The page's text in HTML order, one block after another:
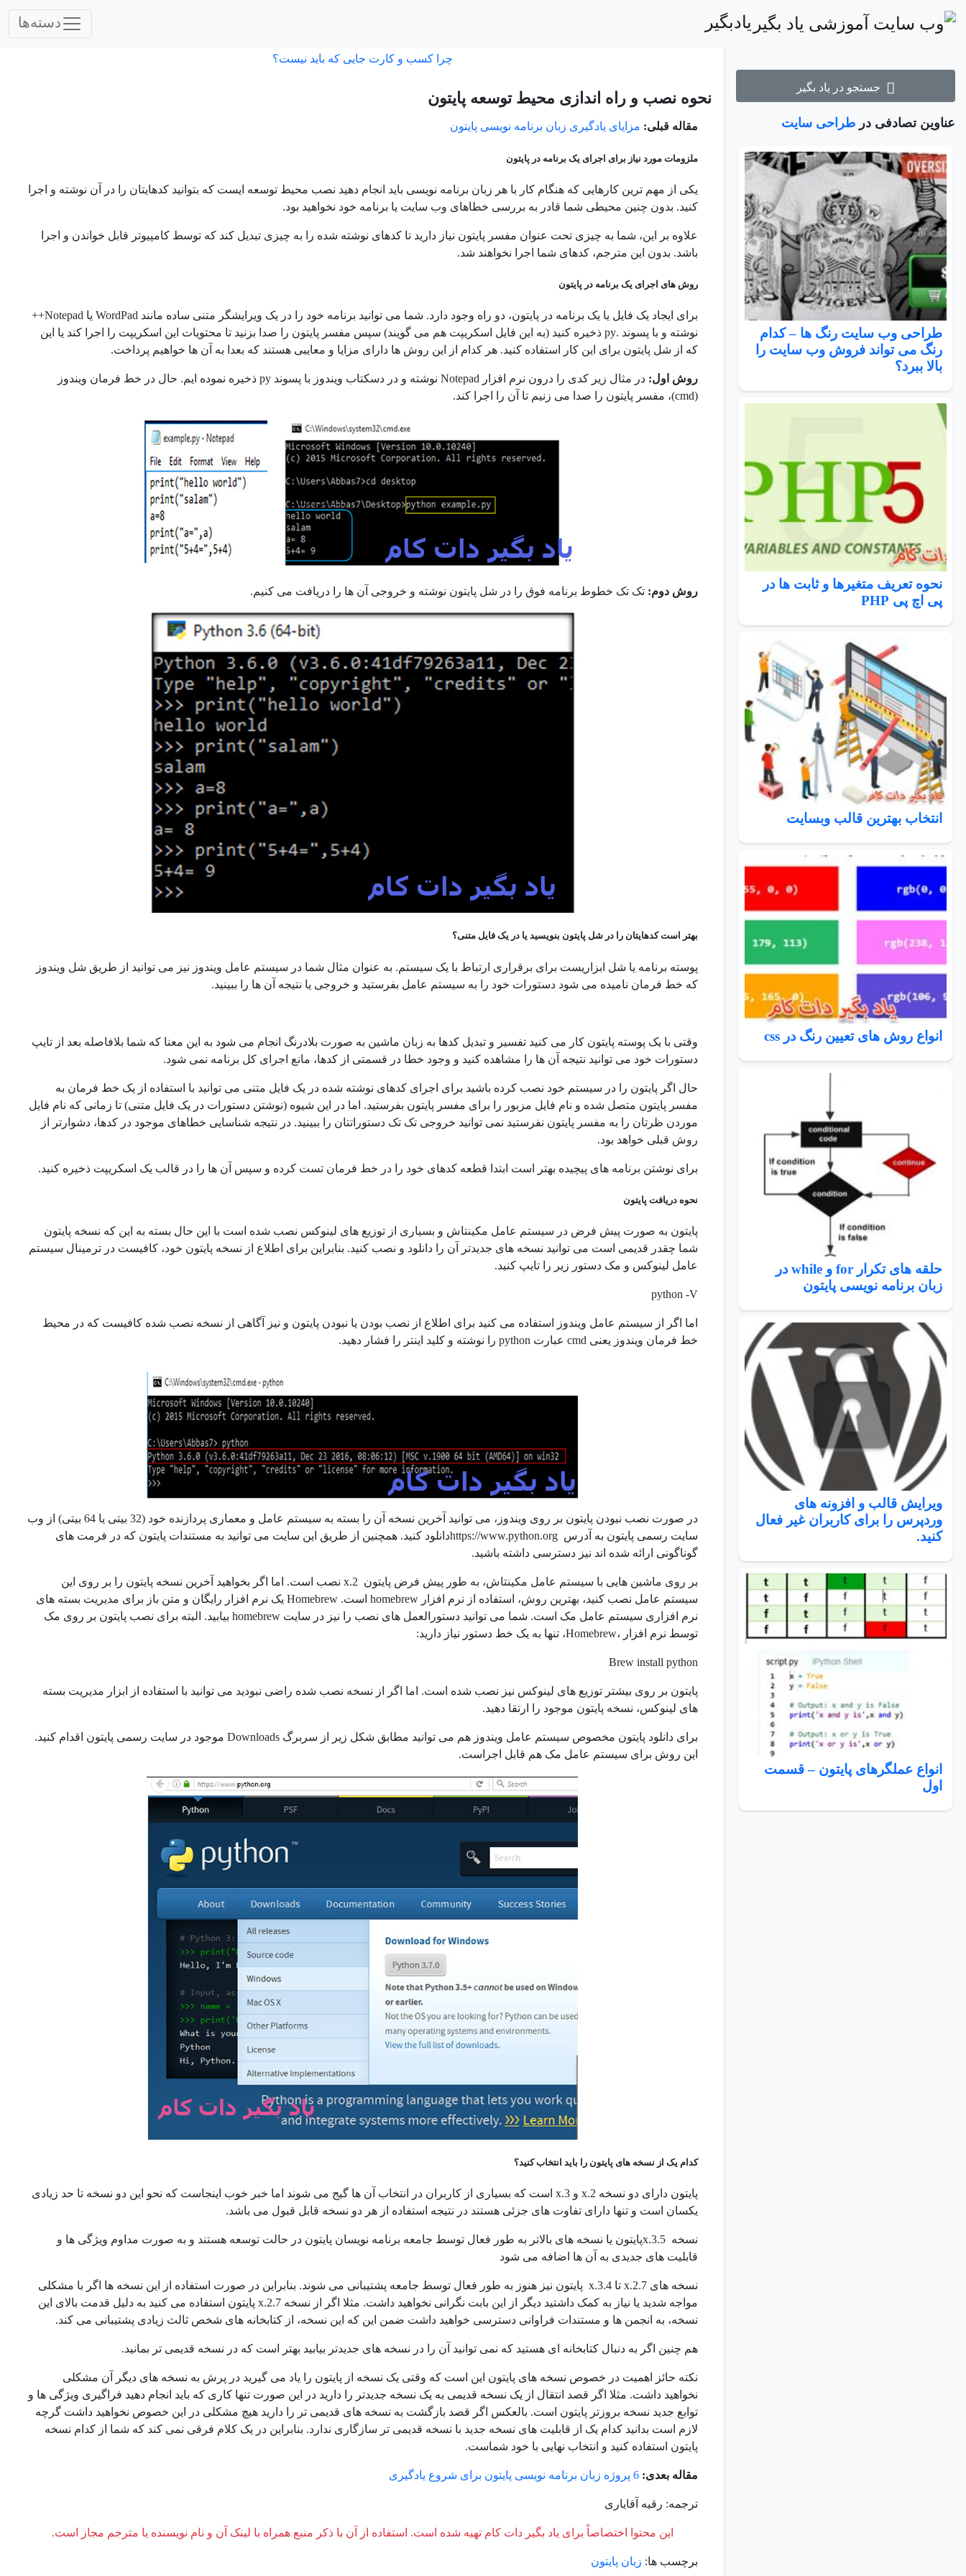
یادبگیر دسته‌ها
جستجو در یاد بگیر
عناوین تصادفی در طراحی سایت
طراحی وب سایت رنگ ها – کدام
رنگ می تواند فروش وب سایت را
بالا ببرد؟
نحوه تعریف متغیرها و ثابت ها در
پی اچ پی PHP
انتخاب بهترین قالب وبسایت
انواع روش های تعیین رنگ در css
حلقه های تکرار for و while در
زبان برنامه نویسی پایتون
ویرایش قالب و افزونه های
وردپرس را برای کاربران غیر فعال
کنید.
انواع عملگرهای پایتون – قسمت
اول
چرا کسب و کارت جایی که باید نیست؟
نحوه نصب و راه اندازی محیط توسعه پایتون
مقاله قبلی: مزایای یادگیری زبان برنامه نویسی پایتون
ملزومات مورد نیاز برای اجرای یک برنامه در پایتون
یکی از مهم ترین کارهایی که هنگام کار با هر زبان برنامه نویسی باید انجام دهید نصب محیط توسعه ایست که بتوانید کدهایتان را در آن نوشته و اجرا
کنید. بدون چنین محیطی شما قادر به بررسی خطاهای وب سایت یا برنامه خود نخواهید بود.
علاوه بر این، شما به چیزی تحت عنوان مفسر پایتون نیاز دارید تا کدهای نوشته شده را به چیزی تبدیل کند که توسط کامپیوتر قابل خواندن و اجرا
باشد. بدون این مترجم، کدهای شما اجرا نخواهند شد.
روش های اجرای یک برنامه در پایتون
برای ایجاد یک فایل یا یک برنامه در پایتون، دو راه وجود دارد. شما می توانید برنامه خود را در یک ویرایشگر متنی ساده مانند WordPad یا Notepad++
نوشته و با پسوند .py ذخیره کنید (به این فایل اسکریپت هم می گویند) سپس مفسر پایتون را صدا بزنید تا محتویات این اسکریپت را اجرا کند یا این
که از شل پایتون برای این کار استفاده کنید. هر کدام از این روش ها دارای مزایا و معایبی هستند که بعدا به آن ها خواهیم پرداخت.
روش اول:
در مثال زیر کدی را درون نرم افزار Notepad نوشته و در دسکتاب ویندوز با پسوند py ذخیره نموده ایم. حال در خط فرمان ویندوز
(cmd)، مفسر پایتون را صدا می زنیم تا آن را اجرا کند.
روش دوم: تک تک خطوط برنامه فوق را در شل پایتون نوشته و خروجی آن ها را دریافت می کنیم.
بهتر است کدهایتان را در شل پایتون بنویسید یا در یک فایل متنی؟
پوسته برنامه یا شل ابزاریست برای برقراری ارتباط با یک سیستم. به عنوان مثال شما در سیستم عامل ویندوز نیز می توانید از طریق شل ویندوز
که خط فرمان نامیده می شود دستورات خود را به سیستم عامل بفرستید و خروجی یا نتیجه آن ها را ببینید.
وقتی با یک پوسته پایتون کار می کنید تفسیر و تبدیل کدها به زبان ماشین به صورت بلادرنگ انجام می شود به این معنا که شما بلافاصله بعد از تایپ
دستورات خود می توانید نتیجه آن ها را مشاهده کنید و وجود خطا در قسمتی از کدها، مانع اجرای کل برنامه نمی شود.
حال اگر پایتون را در سیستم خود نصب کرده باشید برای اجرای کدهای نوشته شده در یک فایل متنی می توانید با استفاده از یک خط فرمان به
مفسر پایتون متصل شده و نام فایل مزبور را برای مفسر پایتون بفرستید. اما در این شیوه (نوشتن دستورات در یک فایل متنی) تا زمانی که نام فایل
موردن ظرتان را به مفسر پایتون نفرستید نمی توانید خروجی تک تک دستوراتتان را ببینید. در نتیجه شناسایی خطاهای موجود در کدها، دشوارتر از
روش قبلی خواهد بود.
برای نوشتن برنامه های پیچیده بهتر است ابتدا قطعه کدهای خود را در خط فرمان تست کرده و سپس آن ها را در قالب یک اسکریپت ذخیره کنید.
نحوه دریافت پایتون
پایتون به صورت پیش فرض در سیستم عامل مکینتاش و بسیاری از توزیع های لینوکس نصب شده است با این حال بسته به این که نسخه پایتون
شما چقدر قدیمی است می توانید نسخه های جدیدتر آن را دانلود و نصب کنید. بنابراین برای اطلاع از نسخه پایتون خود، کافیست در ترمینال سیستم
عامل لینوکس و مک دستور زیر را تایپ کنید.
python -V
اما اگر از سیستم عامل ویندوز استفاده می کنید برای اطلاع از نصب بودن یا نبودن پایتون و نیز آگاهی از نسخه نصب شده کافیست که در محیط
خط فرمان ویندوز یعنی cmd عبارت python را نوشته و کلید اینتر را فشار دهید.
در صورت نصب نبودن پایتون بر روی ویندوز، می توانید آخرین نسخه آن را بسته به سیستم عامل و معماری پردازنده خود (32 بیتی یا 64 بیتی) از وب
سایت رسمی پایتون به آدرس https://www.python.orgدانلود کنید. همچنین از طریق این سایت می توانید به مستندات پایتون که در فرمت های
گوناگونی ارائه شده اند نیز دسترسی داشته باشید.
بر روی ماشین هایی با سیستم عامل مکینتاش، به طور پیش فرض پایتون 2.x نصب است. اما اگر بخواهید آخرین نسخه پایتون را بر روی این
سیستم عامل نصب کنید، بهترین روش، استفاده از نرم افزار homebrew است. Homebrew یک نرم افزار رایگان و متن باز برای مدیریت بسته های
نرم افزاری سیستم عامل مک است. شما می توانید دستورالعمل های نصب را نیز در سایت homebrew بیابید. البته برای نصب پایتون بر روی مک
توسط نرم افزار ،Homebrew، تنها به یک خط دستور نیاز دارید:
Brew install python
پایتون بر روی بیشتر توزیع های لینوکس نیز نصب شده است. اما اگر از نسخه نصب شده راضی نبودید می توانید با استفاده از ابزار مدیریت بسته
های لینوکس، نسخه پایتون موجود را ارتقا دهید.
برای دانلود پایتون مخصوص سیستم عامل ویندوز هم می توانید مطابق شکل زیر از سربرگ Downloads موجود در سایت رسمی پایتون اقدام کنید.
این روش برای سیستم عامل مک هم قابل اجراست.
کدام یک از نسخه های پایتون را باید انتخاب کنید؟
پایتون دارای دو نسخه 2.x و 3.x است که بسیاری از کاربران در انتخاب آن ها گیج می شوند اما خبر خوب اینجاست که نحو این دو نسخه تا حد زیادی
یکسان است و تنها دارای تفاوت های جزئی هستند در نتیجه استفاده از هر دو نسخه قابل قبول می باشد.
نسخه 3.5.xپایتون یا نسخه های بالاتر به طور فعال توسط جامعه برنامه نویسان پایتون در حالت توسعه هستند و به صورت مداوم ویژگی ها و
قابلیت های جدیدی به آن ها اضافه می شود
نسخه های 2.7.x تا 3.4.x پایتون نیز هنوز به طور فعال توسط جامعه پشتیبانی می شوند. بنابراین در صورت استفاده از این نسخه ها اگر با مشکلی
مواجه شدید یا نیاز به کمک داشتید دیگر از این بابت نگرانی نخواهید داشت. مثلا اگر از نسخه 2.7.x پایتون استفاده می کنید به دلیل قدمت بالای این
نسخه، به انجمن ها و مستندات فراوانی دسترسی خواهید داشت ضمن این که این نسخه، از کتابخانه های شخص ثالث زیادی پشتیبانی می کند.
هم چنین اگر به دنبال کتابخانه ای هستید که نمی توانید آن را در نسخه های جدیدتر بیابید بهتر است که در نسخه قدیمی تر بمانید.
نکته حائز اهمیت در خصوص نسخه های پایتون این است که وقتی یک نسخه از پایتون را یاد می گیرید در پرش به نسخه های دیگر آن مشکلی
نخواهید داشت. مثلا اگر قصد انتقال از یک نسخه قدیمی به یک نسخه جدیدتر را دارید در این صورت تنها کاری که باید انجام دهید فراگیری ویژگی ها و
توابع جدید نسخه بروزتر پایتون است. بالعکس اگر قصد بازگشت به نسخه های قدیمی تر را دارید هیچ مشکلی در این خصوص نخواهید داشت گرچه
لازم است بدانید کدام یک از قابلیت های نسخه جدید با نسخه قدیمی تر سازگاری ندارد. بنابراین در یک کلام فرقی نمی کند که شما از کدام نسخه
پایتون استفاده کنید و انتخاب نهایی با خود شماست.
مقاله بعدی: 6 پروژه زبان برنامه نویسی پایتون برای شروع یادگیری
ترجمه: رقیه آقایاری
این محتوا اختصاصاً برای یاد بگیر دات کام تهیه شده است. استفاده از آن با ذکر منبع همراه با لینک آن و نام نویسنده یا مترجم مجاز است.
برچسب ها: زبان پایتون